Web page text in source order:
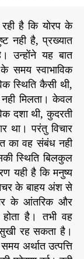
नु
ष्य
का
आ
दि
म
ज्ञा
औ
र
भा
षा
-
1
0
है कि योरप के
नही है, प्रख्यात
उन्होंने यह बात
समय स्वाभाविक
स्थिति कैसी थी,
नही मिलता। केवल
दशा थी, कुदरती
था। परंतु विचार
का वह संबंध नही
स्थिति बिलकुल
यही है कि मनुष्य
के बाहय अंश से
के आंतरिक और
है। तभी वह
रह सकता है।
अर्थात उत्पत्ति